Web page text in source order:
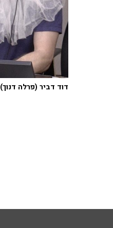
דוד דביר (פרלה דנוך)